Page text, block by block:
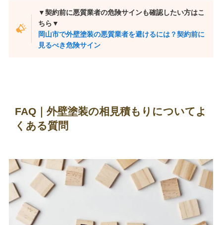
▼契約前に悪質業者の危険サインも確認したい方はこ
ちら▼
岡山市で外壁塗装の悪質業者を避けるには？契約前に
見るべき危険サイン
FAQ｜外壁塗装の相見積もりについてよ
くある質問